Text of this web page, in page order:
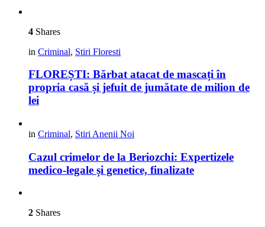
4 Shares
in Criminal, Stiri Floresti
FLOREȘTI: Bărbat atacat de mascați în
propria casă și jefuit de jumătate de milion de
lei
in Criminal, Stiri Anenii Noi
Cazul crimelor de la Beriozchi: Expertizele
medico-legale și genetice, finalizate
2 Shares